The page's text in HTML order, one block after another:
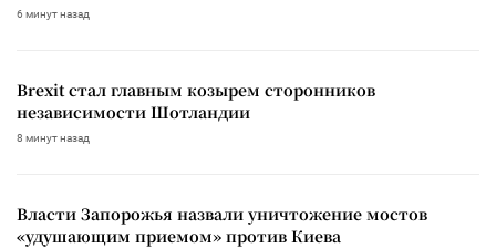
6 минут назад
Brexit стал главным козырем сторонников
независимости Шотландии
8 минут назад
Власти Запорожья назвали уничтожение мостов
«удушающим приемом» против Киева